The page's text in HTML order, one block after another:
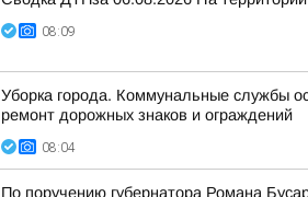
08:09
Уборка города. Коммунальные службы
ремонт дорожных знаков и ограждений
08:04
По поручению губернатора Романа